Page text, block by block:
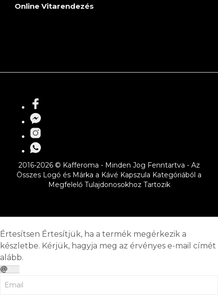
Online Vitarendezés
2016-2026 © Kafferoma - Minden Jog Fenntartva - Az
Összes Logó és Márka a Kávé Kapszula Kategóriából a
Megfelelő Tulajdonosokhoz Tartozik
Értesítsen Értesítjük, ha a termék megérkezik a
készletbe. Kérjük, hagyja meg az érvényes e-mail címét
alább.